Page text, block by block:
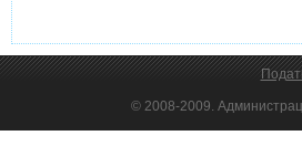
© 2008-2009.